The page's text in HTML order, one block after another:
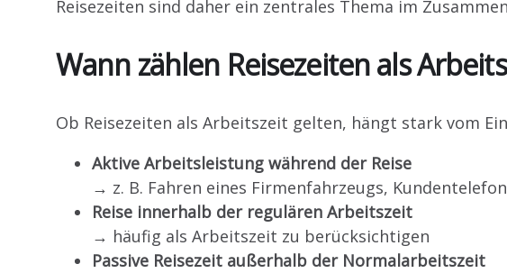
Reisezeiten sind daher ein zentrales Thema im
Wann zählen Reisezeiten als
Ob Reisezeiten als Arbeitszeit gelten, hängt stark vom
Aktive Arbeitsleistung während der Reise
→ z. B. Fahren eines Firmenfahrzeugs,
Reise innerhalb der regulären Arbeitszeit
→ häufig als Arbeitszeit zu berücksichtigen
Passive Reisezeit außerhalb der Normalarbeitszeit